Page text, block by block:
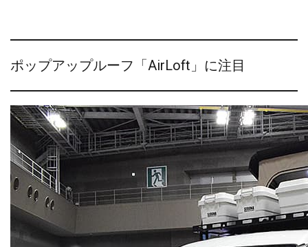
ポップアップルーフ「AirLoft」に注目